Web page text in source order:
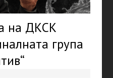
на ДКСК
група